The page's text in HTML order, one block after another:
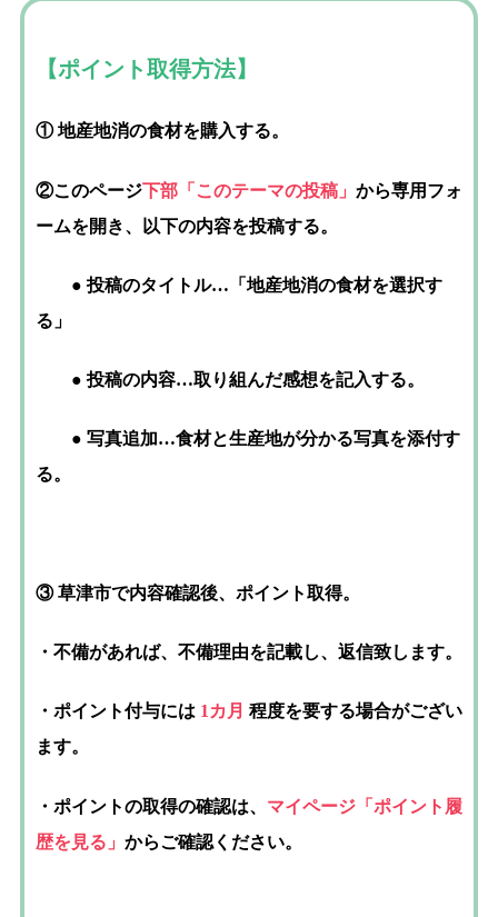
【ポイント取得方法】
① 地産地消の食材を購入する。
②このページ下部「このテーマの投稿」 から専用フォ
ームを開き、以下の内容を投稿する。
● 投稿のタイトル…「地産地消の食材を選択す
る」
● 投稿の内容…取り組んだ感想を記入する。
● 写真追加…食材と生産地が分かる写真を添付す
る。
③ 草津市で内容確認後、ポイント取得。
・不備があれば、不備理由を記載し、返信致します。
・ポイント付与には 1カ月 程度を要する場合がござい
ます。
・ポイントの取得の確認は、 マイページ「ポイント履
歴を見る」 からご確認ください。